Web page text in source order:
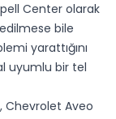
Center olarak
bile
yarattığını
uyumlu bir tel
Chevrolet Aveo